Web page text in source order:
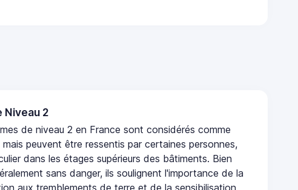
Niveau 2
de niveau 2 en France sont considérés comme
mais peuvent être ressentis par certaines personnes,
dans les étages supérieurs des bâtiments. Bien
sans danger, ils soulignent l'importance de la